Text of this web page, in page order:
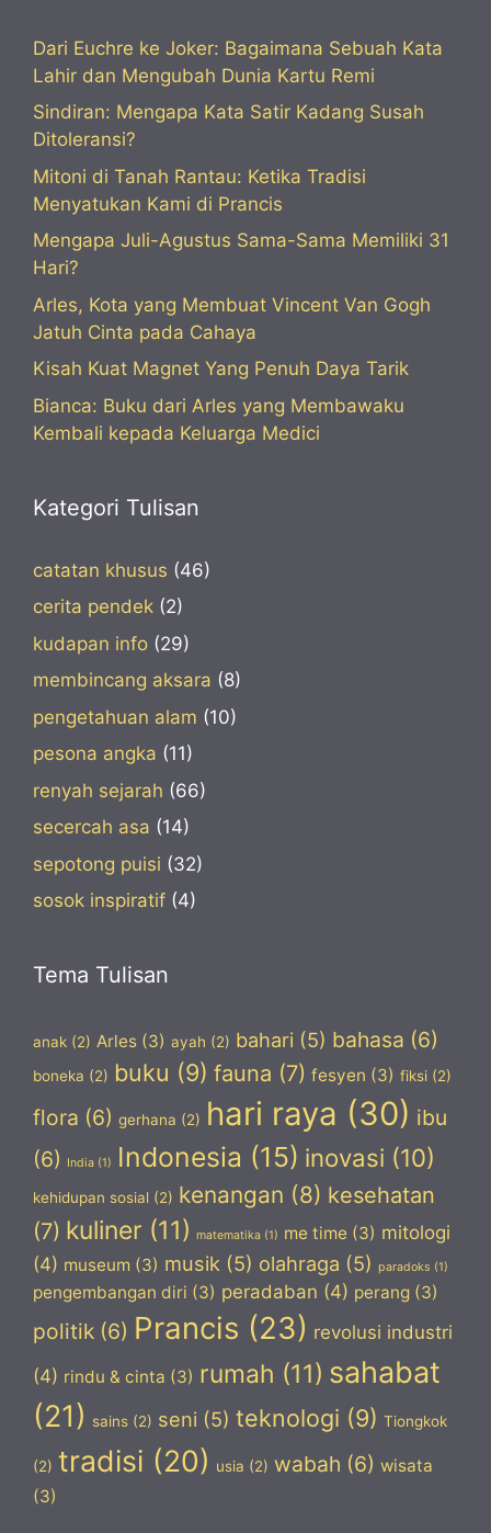
Dari Euchre ke Joker: Bagaimana Sebuah Kata
Lahir dan Mengubah Dunia Kartu Remi
Sindiran: Mengapa Kata Satir Kadang Susah
Ditoleransi?
Mitoni di Tanah Rantau: Ketika Tradisi
Menyatukan Kami di Prancis
Mengapa Juli-Agustus Sama-Sama Memiliki 31
Hari?
Arles, Kota yang Membuat Vincent Van Gogh
Jatuh Cinta pada Cahaya
Kisah Kuat Magnet Yang Penuh Daya Tarik
Bianca: Buku dari Arles yang Membawaku
Kembali kepada Keluarga Medici
Kategori Tulisan
catatan khusus (46)
cerita pendek (2)
kudapan info (29)
membincang aksara (8)
pengetahuan alam (10)
pesona angka (11)
renyah sejarah (66)
secercah asa (14)
sepotong puisi (32)
sosok inspiratif (4)
Tema Tulisan
anak (2) Arles (3) ayah (2) bahari (5) bahasa (6)
boneka (2) buku (9) fauna (7) fesyen (3) fiksi (2)
flora (6) gerhana (2) hari raya (30) ibu
(6)
India (1) Indonesia (15) inovasi (10)
kehidupan sosial (2) kenangan (8) kesehatan
(7) kuliner (11) matematika (1) me time (3) mitologi
(4) museum (3) musik (5) olahraga (5) paradoks (1)
pengembangan diri (3) peradaban (4) perang (3)
politik (6) Prancis (23) revolusi industri
(4) rindu & cinta (3) rumah (11) sahabat
(21) sains (2) seni (5) teknologi (9) Tiongkok
(2) tradisi (20) usia (2) wabah (6) wisata
(3)